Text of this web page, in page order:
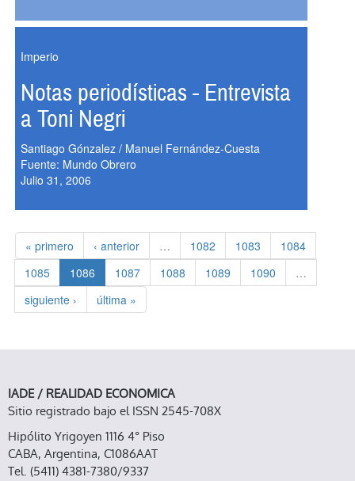
Imperio
Notas periodísticas - Entrevista
a Toni Negri
Santiago Gónzalez / Manuel Fernández-Cuesta
Fuente: Mundo Obrero
Julio 31, 2006
« primero ‹ anterior … 1082 1083
1084
1085
1086 1087 1088 1089 1090
…
siguiente ›
última »
IADE / REALIDAD ECONOMICA
Sitio registrado bajo el ISSN 2545-708X
Hipólito Yrigoyen 1116 4° Piso
CABA, Argentina, C1086AAT
Tel. (5411) 4381-7380/9337